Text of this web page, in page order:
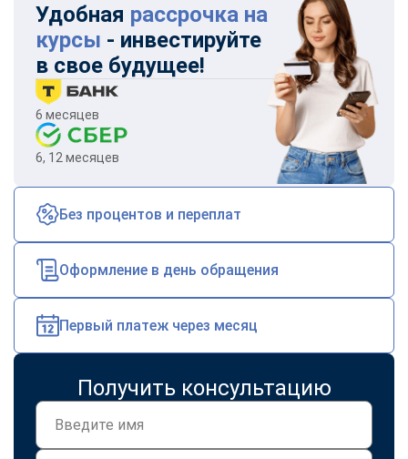
Удобная рассрочка на
курсы - инвестируйте
в свое будущее!
6 месяцев
6, 12 месяцев
Без процентов и переплат
Оформление в день обращения
Первый платеж через месяц
Получить консультацию
ChatApp
Мессенджеры
Telegram WhatsApp